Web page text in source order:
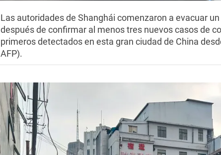
Las autoridades de Shanghái comenzaron a evacuar
después de confirmar al menos tres nuevos casos de
primeros detectados en esta gran ciudad de China
AFP).